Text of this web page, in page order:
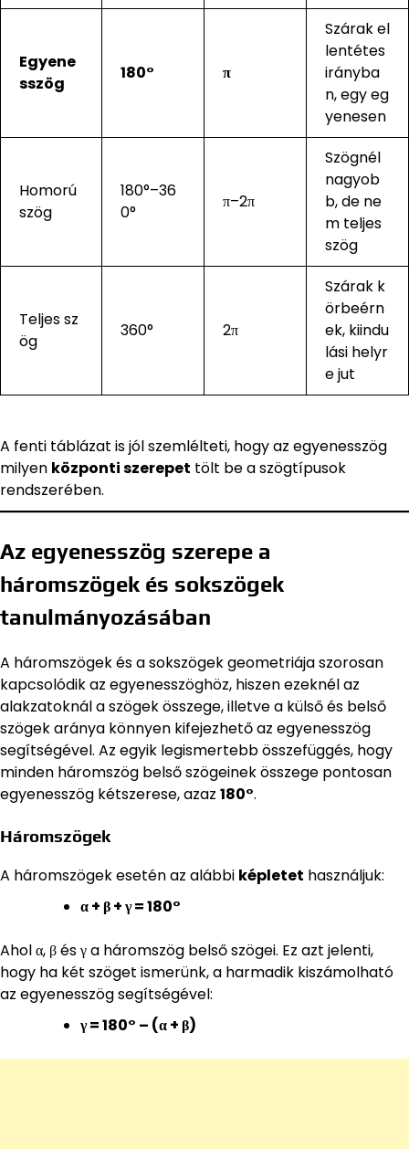
Egyene
sszög
180° π
Szárak el
lentétes
irányba
n, egy eg
yenesen
Homorú
szög
180°–36
0°
π–2π
Szögnél
nagyob
b, de ne
m teljes
szög
Teljes sz
ög
360° 2π
Szárak k
örbeérn
ek, kiindu
lási helyr
e jut
A fenti táblázat is jól szemlélteti, hogy az egyenesszög
milyen központi szerepet tölt be a szögtípusok
rendszerében.
Az egyenesszög szerepe a
háromszögek és sokszögek
tanulmányozásában
A háromszögek és a sokszögek geometriája szorosan
kapcsolódik az egyenesszöghöz, hiszen ezeknél az
alakzatoknál a szögek összege, illetve a külső és belső
szögek aránya könnyen kifejezhető az egyenesszög
segítségével. Az egyik legismertebb összefüggés, hogy
minden háromszög belső szögeinek összege pontosan
egyenesszög kétszerese, azaz 180°.
Háromszögek
A háromszögek esetén az alábbi képletet használjuk:
α + β + γ = 180°
Ahol α, β és γ a háromszög belső szögei. Ez azt jelenti,
hogy ha két szöget ismerünk, a harmadik kiszámolható
az egyenesszög segítségével:
γ = 180° – (α + β)